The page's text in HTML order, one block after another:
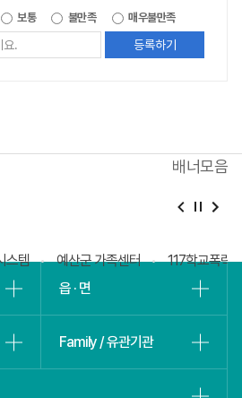
보통 불만족 매우불만족
정보에
배너모음
스템 예산군 가족센터
117학교폭력
읍 · 면
Family / 유관기관